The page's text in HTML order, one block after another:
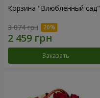
Корзина "Влюбленный сад"
3 074 грн
Заказать